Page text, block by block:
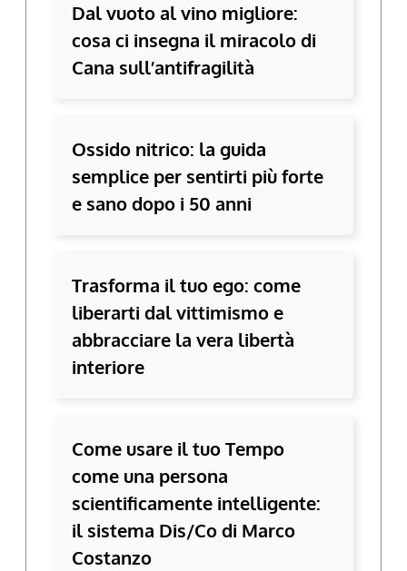
Dal vuoto al vino migliore:
cosa ci insegna il miracolo di
Cana sull’antifragilità
Ossido nitrico: la guida
semplice per sentirti più forte
e sano dopo i 50 anni
Trasforma il tuo ego: come
liberarti dal vittimismo e
abbracciare la vera libertà
interiore
Come usare il tuo Tempo
come una persona
scientificamente intelligente:
il sistema Dis/Co di Marco
Costanzo